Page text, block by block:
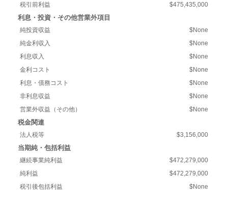
税引前利益
$475,435,000
利息・投資・その他営業外項目
純投資収益
$None
純金利収入
$None
利息収入
$None
金利コスト
$None
利息・債務コスト
$None
非利息収益
$None
営業外収益（その他）
$None
税金関連
法人税等 $3,156,000
当期純・包括利益
継続事業純利益
$472,279,000
純利益
$472,279,000
税引後包括利益
$None